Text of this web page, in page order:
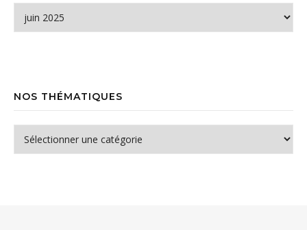
NOS THÉMATIQUES
Nos thématiques